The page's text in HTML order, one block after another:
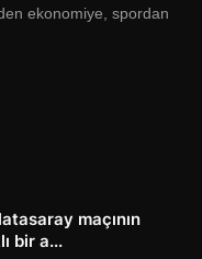
ekonomiye, spordan
maçının
bir a...